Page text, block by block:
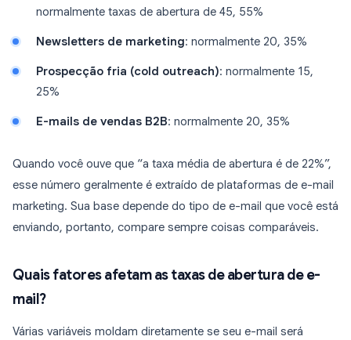
normalmente taxas de abertura de 45, 55%
Newsletters de marketing: normalmente 20, 35%
Prospecção fria (cold outreach): normalmente 15,
25%
E-mails de vendas B2B: normalmente 20, 35%
Quando você ouve que “a taxa média de abertura é de 22%”,
esse número geralmente é extraído de plataformas de e-mail
marketing. Sua base depende do tipo de e-mail que você está
enviando, portanto, compare sempre coisas comparáveis.
Quais fatores afetam as taxas de abertura de e-
mail?
Várias variáveis moldam diretamente se seu e-mail será